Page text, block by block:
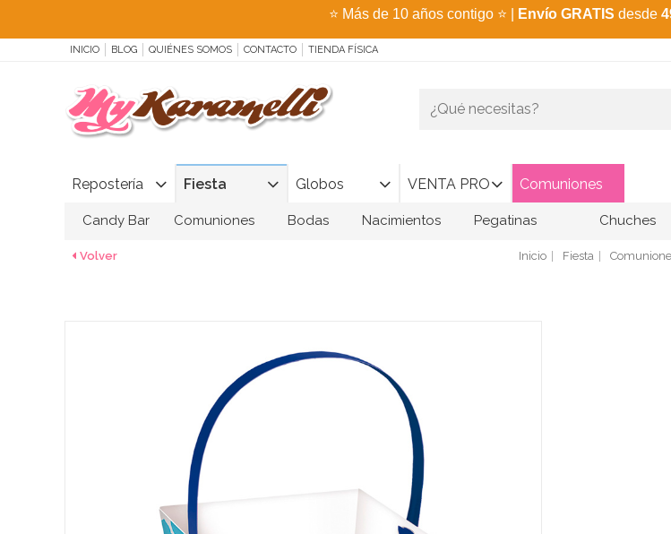
⭐ Más de 10 años contigo ⭐ Envío GRATIS desde
INICIO BLOG QUIÉNES SOMOS CONTACTO TIENDA FÍSICA
Repostería Fiesta Globos VENTA PRO Comuniones
Candy Bar Comuniones Bodas Nacimientos Pegatinas Chuches
Volver Inicio Fiesta